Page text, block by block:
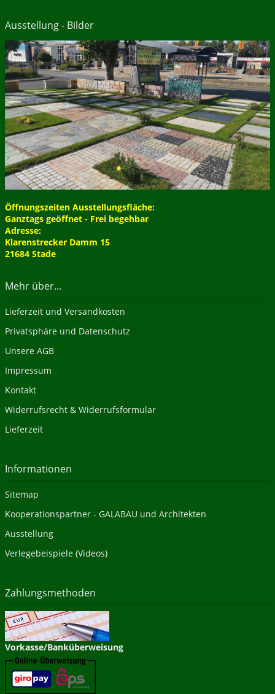
Ausstellung - Bilder
Öffnungszeiten Ausstellungsfläche:
Ganztags geöffnet - Frei begehbar
Adresse:
Klarenstrecker Damm 15
21684 Stade
Mehr über...
Lieferzeit und Versandkosten
Privatsphäre und Datenschutz
Unsere AGB
Impressum
Kontakt
Widerrufsrecht & Widerrufsformular
Lieferzeit
Informationen
Sitemap
Kooperationspartner - GALABAU und Architekten
Ausstellung
Verlegebeispiele (Videos)
Zahlungsmethoden
Vorkasse/Banküberweisung